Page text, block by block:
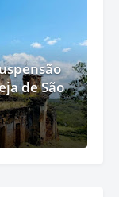
de São